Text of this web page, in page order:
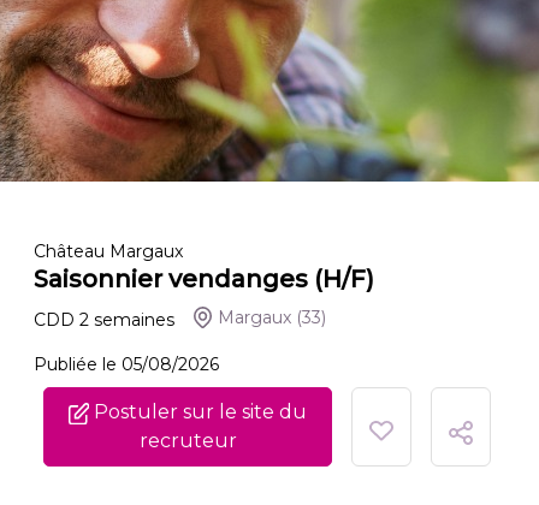
Château Margaux
Saisonnier vendanges (H/F)
CDD 2 semaines Margaux (33)
Publiée le 05/08/2026
Postuler sur le site du
recruteur